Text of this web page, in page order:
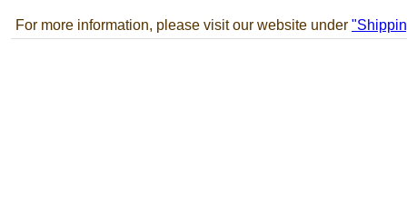
For more information, please visit our website under